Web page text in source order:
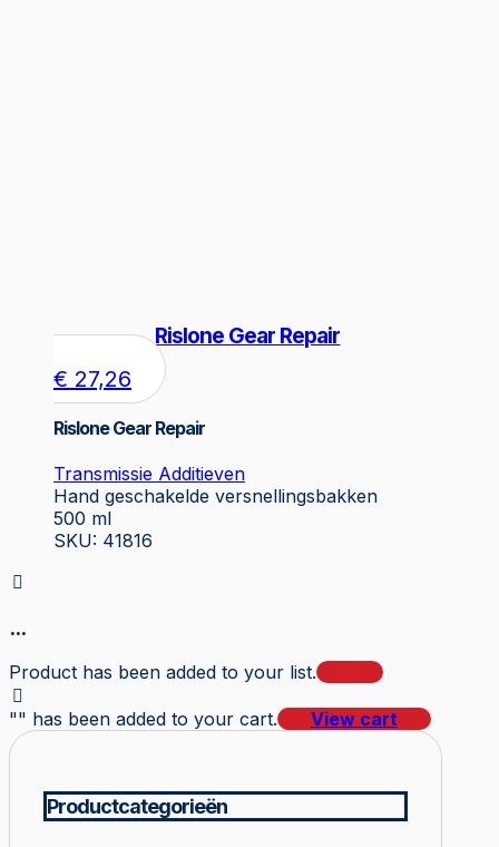
Rislone Gear Repair
€ 27,26
Rislone Gear Repair
Transmissie Additieven
Hand geschakelde versnellingsbakken
500 ml
SKU: 41816
...
Product has been added to your list.
"" has been added to your cart. View cart
Productcategorieën